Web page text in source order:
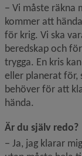
− Vi måste räkna
kommer att
för krig. Vi ska
beredskap och
trygga. En kris
eller planerat för,
behöver för att
hända.
Är du själv redo?
− Ja, jag klarar